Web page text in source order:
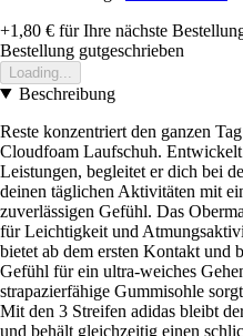
+1,80 € für Ihre nächste
Bestellung gutgeschrieben
Loading...
Beschreibung
Reste konzentriert den ganzen
Cloudfoam Laufschuh.
Leistungen, begleitet er dich bei
deinen täglichen Aktivitäten mit
zuverlässigen Gefühl. Das
für Leichtigkeit und
bietet ab dem ersten Kontakt und
Gefühl für ein ultra-weiches
strapazierfähige Gummisohle
Mit den 3 Streifen adidas bleibt
und behält gleichzeitig einen